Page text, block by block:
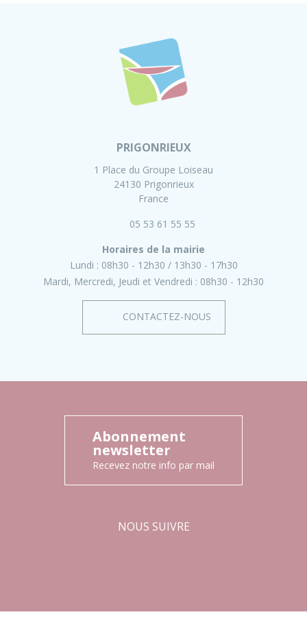
PRIGONRIEUX
1 Place du Groupe Loiseau
24130 Prigonrieux
France
05 53 61 55 55
Horaires de la mairie
Lundi : 08h30 - 12h30
13h30 - 17h30
Mardi, Mercredi, Jeudi et Vendredi : 08h30 - 12h30
CONTACTEZ-NOUS
Abonnement
newsletter
Recevez notre info par mail
NOUS SUIVRE